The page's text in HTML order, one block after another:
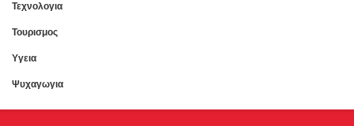
Τεχνολογια
Τουρισμος
Υγεια
Ψυχαγωγια